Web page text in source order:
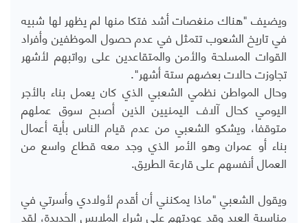
ويضيف "هناك منغصات أشد فتكا منها لم يظهر لها شبيه
في تاريخ الشعوب تتمثل في عدم حصول الموظفين وأفراد
القوات المسلحة والأمن والمتقاعدين على رواتبهم لأشهر
تجاوزت حالات بعضهم ستة أشهر".
وحال المواطن نظمي الشعبي الذي كان يعمل بناء بالأجر
اليومي كحال آلاف اليمنيين الذين أصبح سوق عملهم
متوقفا، ويشكو الشعبي من عدم قيام الناس بأية أعمال
بناء أو عمران وهو الأمر الذي وجد معه قطاع واسع من
العمال أنفسهم على قارعة الطريق.
ويقول الشعبي "ماذا يمكنني أن أقدم لأولادي وأسرتي في
مناسبة العيد وقد عودتهم على شراء الملابس الجديدة، لقد